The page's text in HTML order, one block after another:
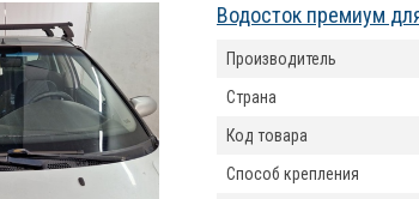
Водосток премиум
Производитель
Страна
Код товара
Способ крепления